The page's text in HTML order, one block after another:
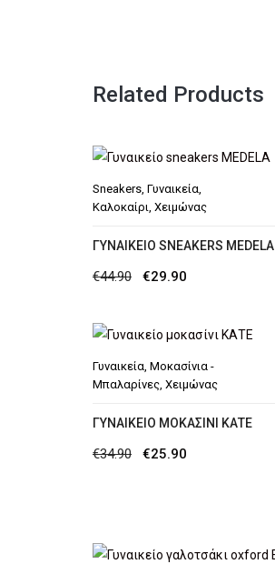
Related Products
Sneakers, Γυναικεία,
Καλοκαίρι, Χειμώνας
ΓΥΝΑΙΚΕΊΟ SNEAKERS MEDELA
€44.90
Original
was:
€44.90.
€29.90
τιμή
είναι:
€29.90.
Γυναικεία Μοκασίνια -
Μπαλαρίνες Χειμώνας
ΓΥΝΑΙΚΕΊΟ ΜΟΚΑΣΊΝΙ ΚΑΤΕ
€34.90
Original
€25.90